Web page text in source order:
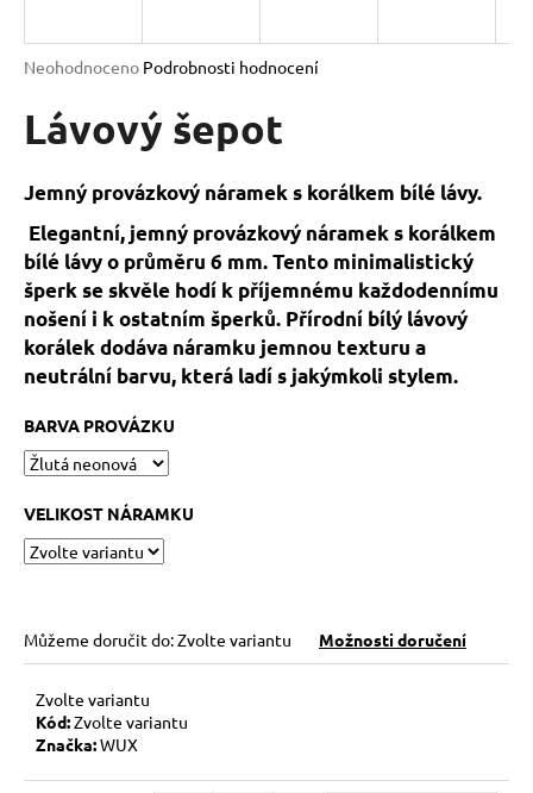
Průměrné
produktu
5
hvězdiček.
Neohodnoceno Podrobnosti hodnocení
Lávový šepot
Jemný provázkový náramek s korálkem bílé lávy.
Elegantní, jemný provázkový náramek s korálkem
bílé lávy o průměru 6 mm. Tento minimalistický
šperk se skvěle hodí k příjemnému každodennímu
nošení i k ostatním šperků. Přírodní bílý lávový
korálek dodáva náramku jemnou texturu a
neutrální barvu, která ladí s jakýmkoli stylem.
BARVA PROVÁZKU
VELIKOST NÁRAMKU
Můžeme doručit do:Zvolte variantu Možnosti doručení
Zvolte variantu
Kód:Zvolte variantu
Značka:WUX
j
t
?
HLEDAT
D
p
o
r
u
č
u
m
e
HEMATITOVÉ
SRDÍČKO
–